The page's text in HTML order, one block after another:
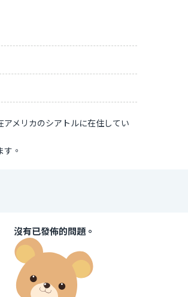
アメリカのシアトルに在住してい
。
沒有已發佈的問題。